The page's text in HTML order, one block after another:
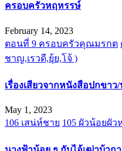
ครอบครัวหฤหรรษ์
February 14, 2023
ตอนที่ 9 ครอบครัวคุณมรกต
ชาญ,เรวดี,ยุ้ย,โจ้ )
เรื่องเสียวจากหนังสือปกขาว
May 1, 2023
106 เสน่ห์ชาย 105 ผัวน้อยผัว